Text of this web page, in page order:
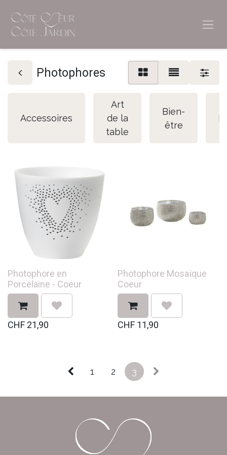
Photophores
Accessoires
Art
de la
table
Bien-
être
Photophore en
Porcelaine - Coeur
CHF 21,90
Photophore Mosaïque
Coeur
CHF 11,90
1 2 3